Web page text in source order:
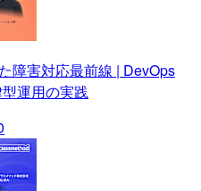
障害対応最前線 | DevOps
運用の実践